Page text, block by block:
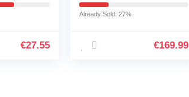
€27.55
Camera voor YouTube,
Touch Screen Camera
Already Sold: 27%
€169.99